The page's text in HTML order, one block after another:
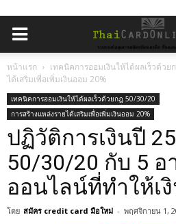
หน้าแรก เทคนิคการออมเงินให้ได้ผลเร็วด้วย
ได้เสริมเพื่อเพิ่มเงินออม 20%
เทคนิคการออมเงินให้ได้ผลเร็วด้วยกฎ 50/30/20
การสร้างแหล่งรายได้เสริมเพื่อเพิ่มเงินออม 20%
ปฏิวัติการเงินปี
50/30/20 กับ 5 อ
ออนไลน์ที่ทำให้เ
โดย สมัคร credit card มือใหม่ - พฤศจิกายน 1,